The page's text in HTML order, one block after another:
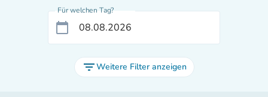
Für welchen Tag?
calendar_today
filter_listWeitere Filter anzeigen